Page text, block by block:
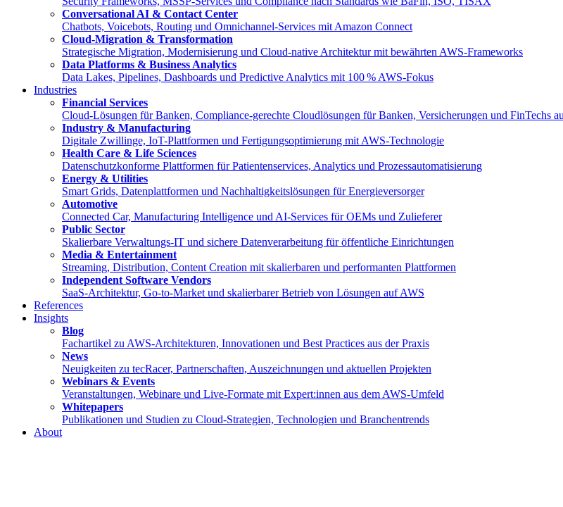
Conversational AI & Contact Center
Chatbots, Voicebots, Routing und Omnichannel-Services mit Amazon Connect
Cloud-Migration & Transformation
Strategische Migration, Modernisierung und Cloud-native Architektur mit bewährten AWS-Frameworks
Data Platforms & Business Analytics
Data Lakes, Pipelines, Dashboards und Predictive Analytics mit 100 % AWS-Fokus
Industries
Financial Services
Cloud-Lösungen für Banken, Compliance-gerechte Cloudlösungen für Banken, Versicherungen und FinTechs
Industry & Manufacturing
Digitale Zwillinge, IoT-Plattformen und Fertigungsoptimierung mit AWS-Technologie
Health Care & Life Sciences
Datenschutzkonforme Plattformen für Patientenservices, Analytics und Prozessautomatisierung
Energy & Utilities
Smart Grids, Datenplattformen und Nachhaltigkeitslösungen für Energieversorger
Automotive
Connected Car, Manufacturing Intelligence und AI-Services für OEMs und Zulieferer
Public Sector
Skalierbare Verwaltungs-IT und sichere Datenverarbeitung für öffentliche Einrichtungen
Media & Entertainment
Streaming, Distribution, Content Creation mit skalierbaren und performanten Plattformen
Independent Software Vendors
SaaS-Architektur, Go-to-Market und skalierbarer Betrieb von Lösungen auf AWS
References
Insights
Blog
Fachartikel zu AWS-Architekturen, Innovationen und Best Practices aus der Praxis
News
Neuigkeiten zu tecRacer, Partnerschaften, Auszeichnungen und aktuellen Projekten
Webinars & Events
Veranstaltungen, Webinare und Live-Formate mit Expert:innen aus dem AWS-Umfeld
Whitepapers
Publikationen und Studien zu Cloud-Strategien, Technologien und Branchentrends
About